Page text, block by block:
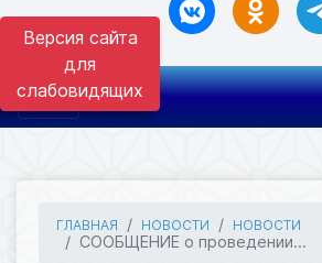
Версия сайта
для
слабовидящих
ГЛАВНАЯ НОВОСТИ НОВОСТИ
СООБЩЕНИЕ о проведении...